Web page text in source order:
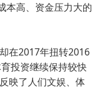
本高、资金压力大的
在2017年扭转2016
投资继续保持较快
映了人们文娱、体